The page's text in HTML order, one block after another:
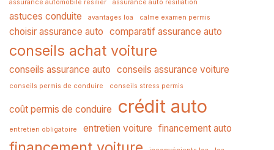
assurance automobile résilier assurance auto résiliation
astuces conduite avantages loa calme examen permis
choisir assurance auto comparatif assurance auto
conseils achat voiture
conseils assurance auto conseils assurance voiture
conseils permis de conduire conseils stress permis
coût permis de conduire crédit auto
entretien obligatoire entretien voiture financement auto